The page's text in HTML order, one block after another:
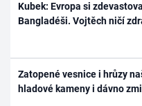
Kubek: Evropa si
Bangladéši. Vojtěch ničí
Zatopené vesnice i hrůzy
hladové kameny i dávno